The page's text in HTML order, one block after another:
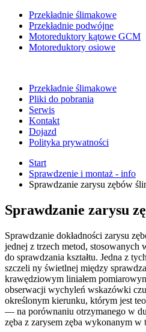
Przekładnie ślimakowe
Przekładnie podwójne
Motoreduktory kątowe GCM
Motoreduktory osiowe
Przekładnie ślimakowe
Pliki do pobrania
Serwis
Kontakt
Dojazd
Polityka prywatności
Start
Sprawdzenie i montaż - info
Sprawdzanie zarysu zębów
Sprawdzanie zarysu
Sprawdzanie dokładności zarysu
jednej z trzech metod,
do sprawdzania kształtu. Jedna z
szczeli ny świetlnej między
krawędziowym liniałem
obserwacji wychyleń wskazówki
określonym kierunku, którym jest
— na porównaniu otrzymanego w
zęba z zarysem zęba wykonanym w